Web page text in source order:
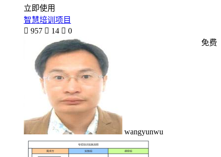
立即使用
智慧培训项目
 957  14  0
wangyunwu
免费